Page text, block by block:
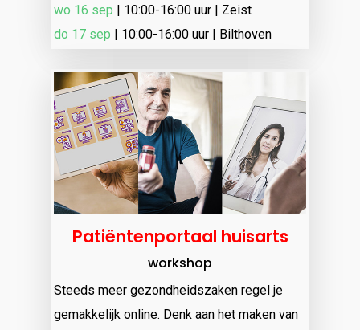
wo 16 sep | 10:00-16:00 uur | Zeist
do 17 sep | 10:00-16:00 uur | Bilthoven
Patiëntenportaal huisarts
workshop
Steeds meer gezondheidszaken regel je
gemakkelijk online. Denk aan het maken van